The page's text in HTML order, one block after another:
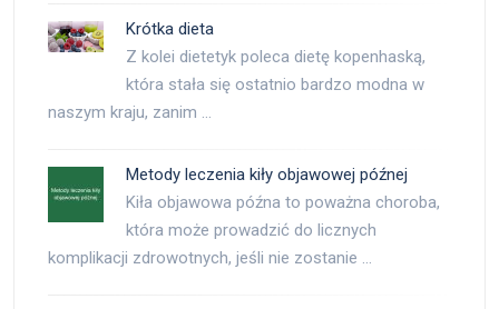
Krótka dieta
Z kolei dietetyk poleca dietę kopenhaską,
która stała się ostatnio bardzo modna w
naszym kraju, zanim …
Metody leczenia kiły objawowej późnej
Kiła objawowa późna to poważna choroba,
która może prowadzić do licznych
komplikacji zdrowotnych, jeśli nie zostanie …